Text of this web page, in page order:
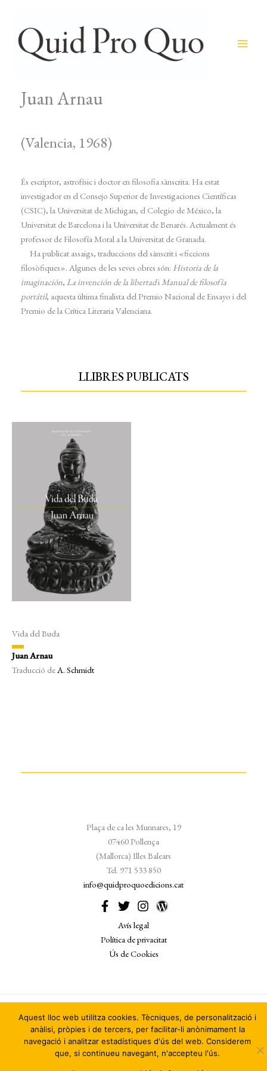
contenido
Juan Arnau
(Valencia, 1968)
És escriptor, astrofísic i doctor en filosofia sànscrita. Ha estat
investigador en el Consejo Superior de Investigaciones Científicas
(CSIC), la Universitat de Michigan, el Colegio de México, la
Universitat de Barcelona i la Universitat de Benarés. Actualment és
professor de Filosofía Moral a la Universitat de Granada.
Ha publicat assaigs, traduccions del sànscrit i «ficcions
filosòfiques». Algunes de les seves obres són: Historia de la
imaginación, La invención de la libertadiManual de filosofía
portátil, aquesta última finalista del Premio Nacional de Ensayo i del
Premio de la Crítica Literaria Valenciana.
LLIBRES PUBLICATS
Vida del Buda
Juan Arnau
Traducció deA. Schmidt
Plaça de ca les Munnares, 19
07460 Pollença
(Mallorca) Illes Balears
Tel. 971 533 850
info@quidproquoedicions.cat
Avís legal
Política de privacitat
Ús de Cookies
© Quid Pro Quo Edicions. Desenvolupat perJPG Serveis
© 2026
Aquest lloc web utilitza cookies. Tècniques, de personalització i
anàlisi, pròpies i de tercers, per facilitar-li anònimament la
navegació i analitzar estadístiques d'ús del web. Considerem
que, si continueu navegant, n'accepteu l'ús.